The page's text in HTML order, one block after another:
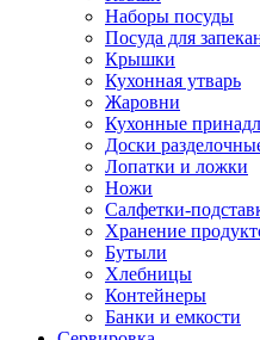
Наборы посуды
Посуда для
Крышки
Кухонная утварь
Жаровни
Кухонные
Доски
Лопатки и ложки
Ножи
Салфетки-
Хранение
Бутыли
Хлебницы
Контейнеры
Банки и емкости